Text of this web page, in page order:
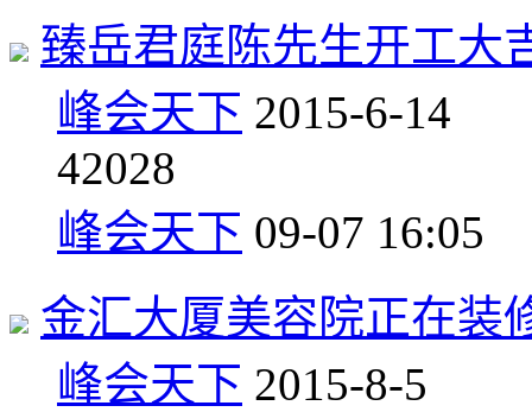
臻岳君庭陈先生开工大
峰会天下 2015-6-14
42028
峰会天下 09-07 16:05
金汇大厦美容院正在装
峰会天下 2015-8-5